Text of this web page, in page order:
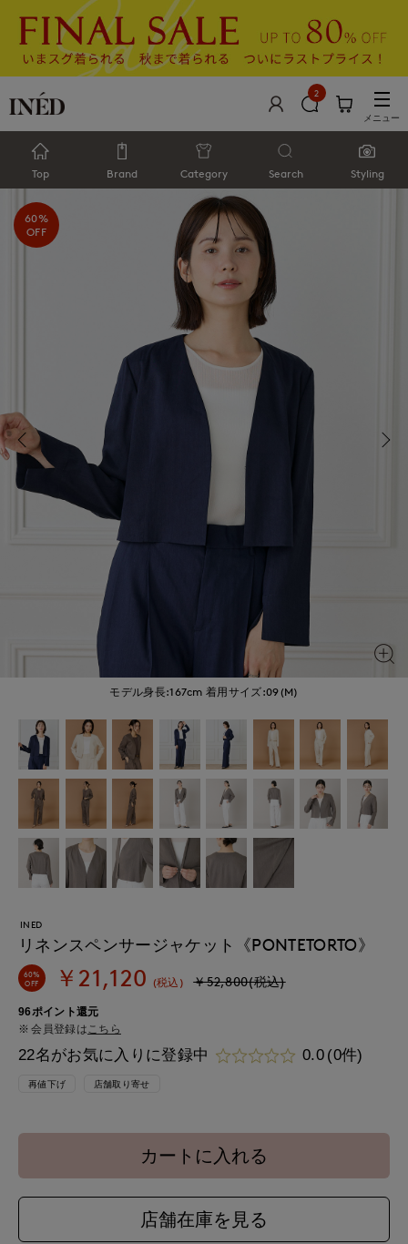
2
メニュー
Top Brand Category Search Styling
モデル身長:167cm 着用サイズ:09(M)
60%
OFF
INED
リネンスペンサージャケット《PONTETORTO》
60%
OFF
￥21,120 (税込) ￥52,800(税込)
96ポイント還元
会員登録は こちら
22名がお気に入りに登録中 0.0 (0件)
再値下げ 店舗取り寄せ
カートに入れる
店舗在庫を見る